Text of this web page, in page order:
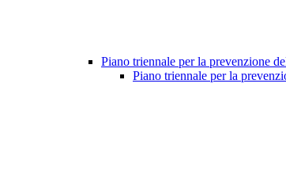
Piano triennale per la prevenzione
Piano triennale per la